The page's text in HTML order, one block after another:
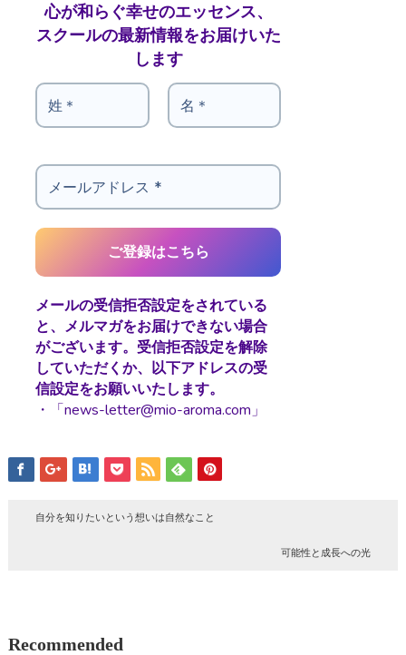
心が和らぐ幸せのエッセンス、
スクールの最新情報をお届けいた
します
メールの受信拒否設定をされている
と、メルマガをお届けできない場合
がございます。受信拒否設定を解除
していただくか、以下アドレスの受
信設定をお願いいたします。
・「news-letter@mio-aroma.com」
自分を知りたいという想いは自然なこと
可能性と成長への光
Recommended